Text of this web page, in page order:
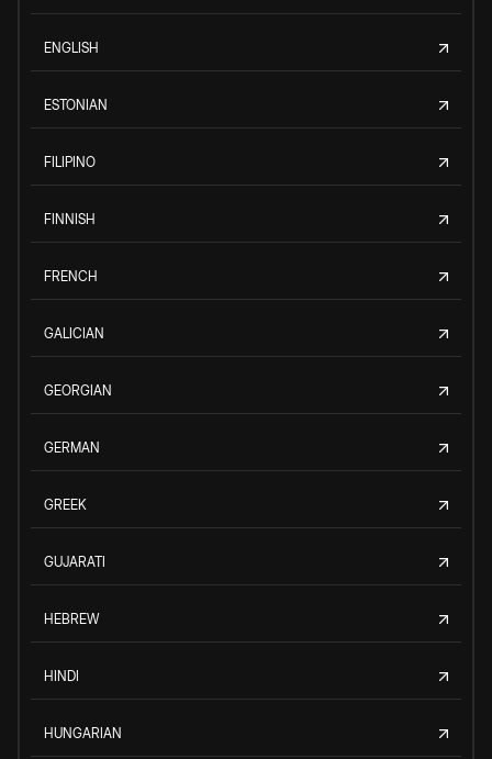
ENGLISH
ESTONIAN
FILIPINO
FINNISH
FRENCH
GALICIAN
GEORGIAN
GERMAN
GREEK
GUJARATI
HEBREW
HINDI
HUNGARIAN